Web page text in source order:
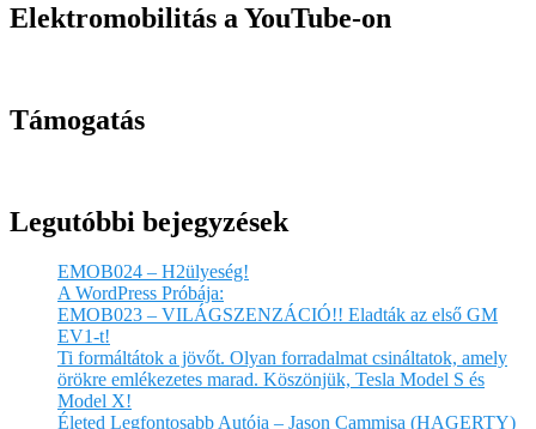
Elektromobilitás a YouTube-on
Támogatás
Legutóbbi bejegyzések
EMOB024 – H2ülyeség!
A WordPress Próbája:
EMOB023 – VILÁGSZENZÁCIÓ!! Eladták az első GM
EV1-t!
Ti formáltátok a jövőt. Olyan forradalmat csináltatok, amely
örökre emlékezetes marad. Köszönjük, Tesla Model S és
Model X!
Életed Legfontosabb Autója – Jason Cammisa (HAGERTY)